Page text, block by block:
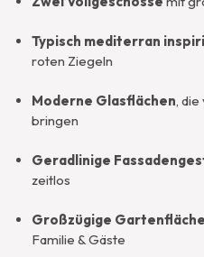
Typisch mediterran
roten Ziegeln
Moderne Glasflächen,
bringen
Geradlinige
zeitlos
Großzügige
Familie & Gäste